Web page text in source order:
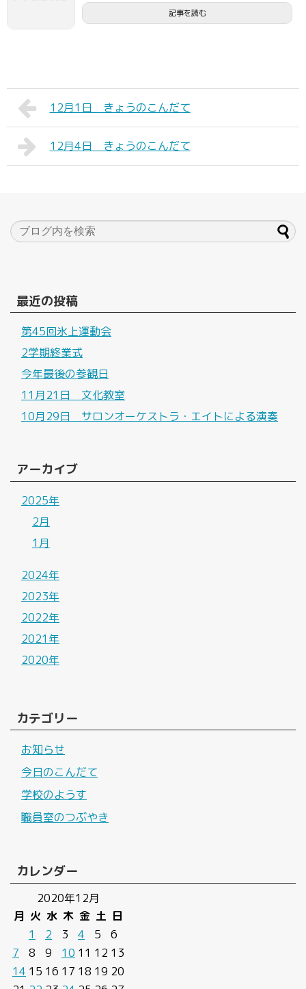
記事を読む
12月1日 きょうのこんだて
12月4日 きょうのこんだて
最近の投稿
第45回氷上運動会
2学期終業式
今年最後の参観日
11月21日 文化教室
10月29日 サロンオーケストラ・エイトによる演奏
アーカイブ
2025年
2月
1月
2024年
2023年
2022年
2021年
2020年
カテゴリー
お知らせ
今日のこんだて
学校のようす
職員室のつぶやき
カレンダー
2020年12月
月 火 水 木 金 土 日
1
2 3 4 5
6
7
8 9 10 11 12 13
14 15 16 17 18 19 20